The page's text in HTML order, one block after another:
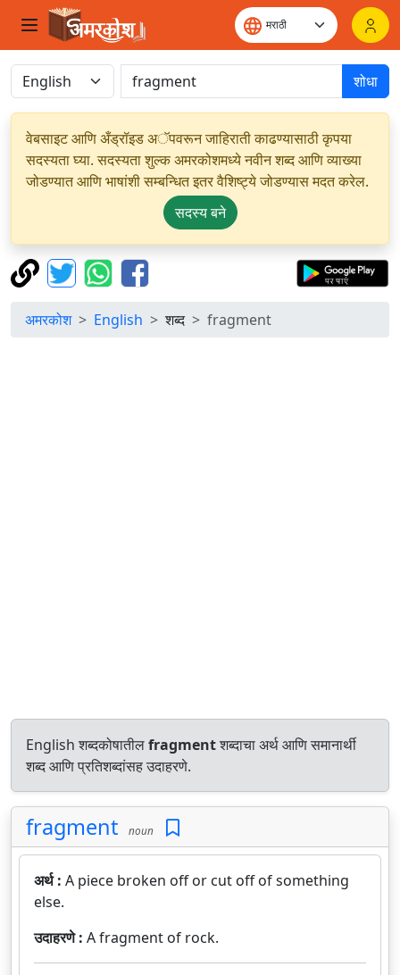
शोधा
वेबसाइट आणि अँड्रॉइड अॅपवरून जाहिराती काढण्यासाठी कृपया
सदस्यता घ्या. सदस्यता शुल्क अमरकोशमध्ये नवीन शब्द आणि व्याख्या
जोडण्यात आणि भाषांशी सम्बन्धित इतर वैशिष्ट्ये जोडण्यास मदत करेल.
सदस्य बने
अमरकोश English शब्द fragment
English शब्दकोषातीलfragmentशब्दाचा अर्थ आणि समानार्थी
शब्द आणि प्रतिशब्दांसह उदाहरणे.
fragment noun
अर्थ : A piece broken off or cut off of something
else.
उदाहरणे : A fragment of rock.